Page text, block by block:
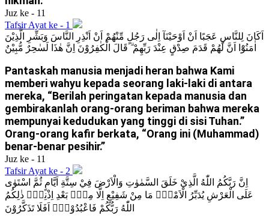
Juz ke - 11
Tafsir Ayat ke - 1
اَكَانَ لِلنَّاسِ عَجَبًا اَنْ اَوْحَيْنَآ اِلٰى رَجُلٍ مِّنْهُمْ اَنْ اَنْذِرِ النَّاسَ وَبَشِّرِ الَّذِيْنَ
اٰمَنُوْٓا اَنَّ لَهُمْ قَدَمَ صِدْقٍ عِنْدَ رَبِّهِمْ ۗ قَالَ الْكٰفِرُوْنَ اِنَّ هٰذَا لَسٰحِرٌ مُّبِيْنٌ
Pantaskah manusia menjadi heran bahwa Kami
memberi wahyu kepada seorang laki-laki di antara
mereka, “Berilah peringatan kepada manusia dan
gembirakanlah orang-orang beriman bahwa mereka
mempunyai kedudukan yang tinggi di sisi Tuhan.”
Orang-orang kafir berkata, “Orang ini (Muhammad)
benar-benar pesihir.”
Juz ke - 11
Tafsir Ayat ke - 2
اِنَّ رَبَّكُمُ اللّٰهُ الَّذِيْ خَلَقَ السَّمٰوٰتِ وَالْاَرْضَ فِيْ سِتَّةِ اَيَّامٍ ثُمَّ اسْتَوٰى
عَلَى الْعَرْشِ يُدَبِّرُ الْاَمْرَۗ مَا مِنْ شَفِيْعٍ اِلَّا مِنْۢ بَعْدِ اِذْنِهٖۗ ذٰلِكُمُ
اللّٰهُ رَبُّكُمْ فَاعْبُدُوْهُۗ اَفَلَا تَذَكَّرُوْنَ